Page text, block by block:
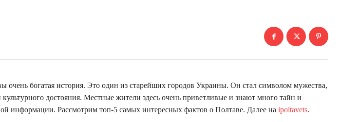
очень богатая история. Это один из старейших городов Украины. Он стал символом мужества,
достояния. Местные жители здесь очень приветливые и знают много тайн и
информации. Рассмотрим топ-5 самых интересных фактов о Полтаве. Далее на ipoltavets.